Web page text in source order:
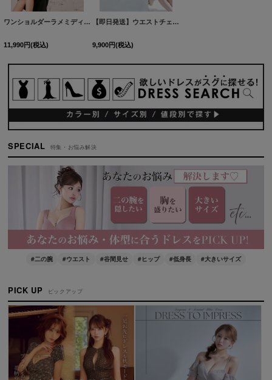
ワンショルダーラメミディアムドレス/キャバドレス【S-Lサイズ/2カラー】[OF03] 【YN】dzwuFV
11,990円(税込)
【即日発送】ウエストチェーンフリルショルダーラメミディアムドレス/キャバドレス【XS-Lサイズ/2カラー】[OF03] 【IM】
9,900円(税込)
SPECIAL 特集・お悩み解決
#二の腕 #ウエスト #谷間見せ #ヒップ #低身長 #大きいサイズ
PICK UP ピックアップ